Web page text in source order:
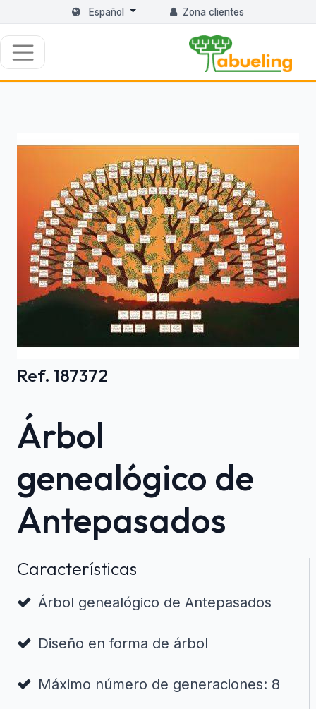
Español Zona clientes
Ref. 187372
Árbol
genealógico de
Antepasados
Características
Árbol genealógico de Antepasados
Diseño en forma de árbol
Máximo número de generaciones: 8